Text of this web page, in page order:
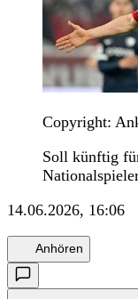
Copyright:
Soll künftig
14.06.2026, 16:06
Anhören